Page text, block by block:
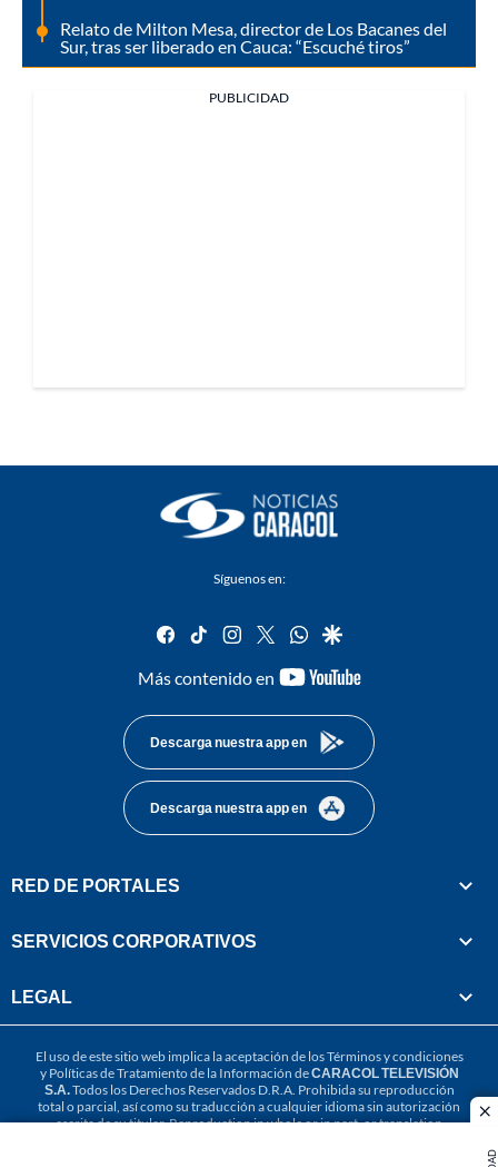
Relato de Milton Mesa, director de Los Bacanes del
Sur, tras ser liberado en Cauca: “Escuché tiros”
PUBLICIDAD
Síguenos en:
facebook
tiktok instagram
twitterwhatsapp
google
Más contenido en
youtube-
Descarga nuestra app en
Descarga nuestra app en
RED DE PORTALES
SERVICIOS CORPORATIVOS
LEGAL
El uso de este sitio web implica la aceptación de losTérminos y condiciones
y Políticas de Tratamiento de la Información deCARACOL TELEVISIÓN
S.A.Todos los Derechos Reservados D.R.A. Prohibida su reproducción
total o parcial, así como su traducción a cualquier idioma sin autorización
escrita de su titular. Reproduction in whole or in part, or translation